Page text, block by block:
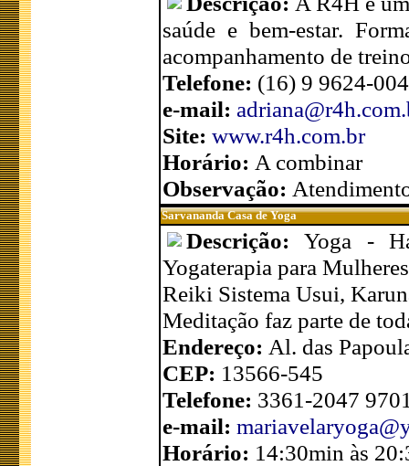
saúde e bem-estar.
acompanhamento de
Telefone: (16) 9 9624-
e-mail:
Site: www.r4h.com.br
Horário: A combinar
Observação:
Sarvananda Casa de Yoga
Descrição:Yoga -
Yogaterapia para
Reiki Sistema Usui,
Meditação faz parte de
Endereço: Al. das
CEP: 13566-545
Telefone: 3361-2047
e-mail:
Horário: 14:30min às